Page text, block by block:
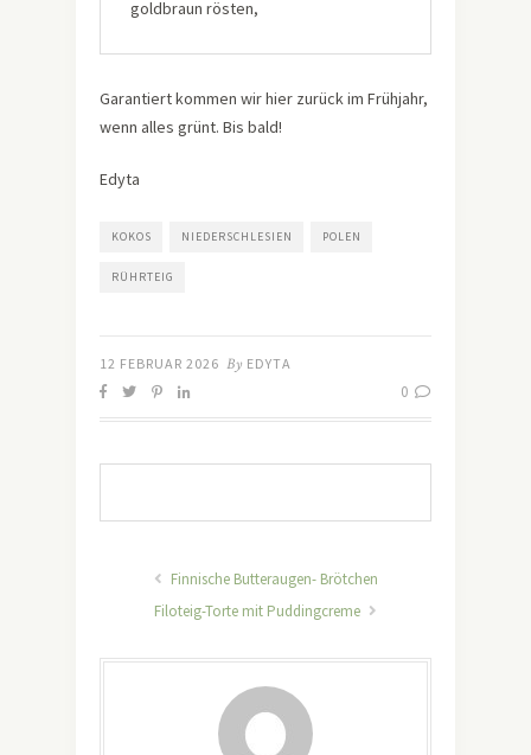
goldbraun rösten,
Garantiert kommen wir hier zurück im Frühjahr,
wenn alles grünt. Bis bald!
Edyta
KOKOS NIEDERSCHLESIEN POLEN
RÜHRTEIG
12 FEBRUAR 2026 By EDYTA
0
Finnische Butteraugen- Brötchen
Filoteig-Torte mit Puddingcreme